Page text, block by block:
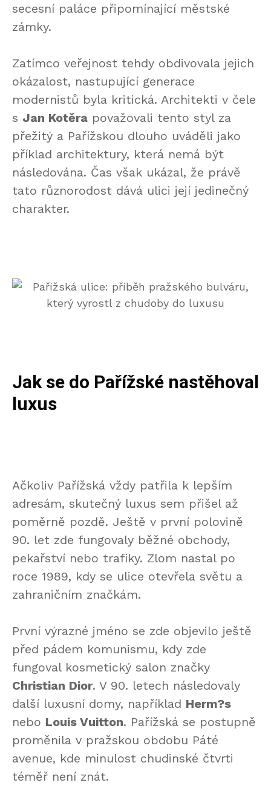
secesní paláce připomínající městské
zámky.
Zatímco veřejnost tehdy obdivovala jejich
okázalost, nastupující generace
modernistů byla kritická. Architekti v čele
s Jan Kotěra považovali tento styl za
přežitý a Pařížskou dlouho uváděli jako
příklad architektury, která nemá být
následována. Čas však ukázal, že právě
tato různorodost dává ulici její jedinečný
charakter.
Jak se do Pařížské nastěhoval
luxus
Ačkoliv Pařížská vždy patřila k lepším
adresám, skutečný luxus sem přišel až
poměrně pozdě. Ještě v první polovině
90. let zde fungovaly běžné obchody,
pekařství nebo trafiky. Zlom nastal po
roce 1989, kdy se ulice otevřela světu a
zahraničním značkám.
První výrazné jméno se zde objevilo ještě
před pádem komunismu, kdy zde
fungoval kosmetický salon značky
Christian Dior. V 90. letech následovaly
další luxusní domy, například Herm?s
nebo Louis Vuitton. Pařížská se postupně
proměnila v pražskou obdobu Páté
avenue, kde minulost chudinské čtvrti
téměř není znát.